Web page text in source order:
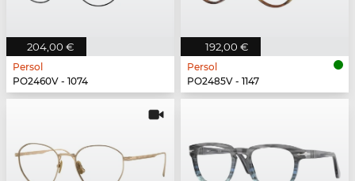
204,00 €
Persol
PO2460V - 1074
192,00 €
Persol
PO2485V - 1147